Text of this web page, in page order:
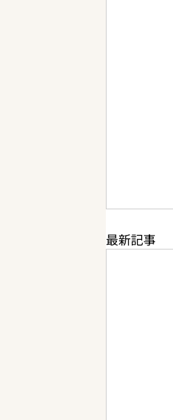
最新記事